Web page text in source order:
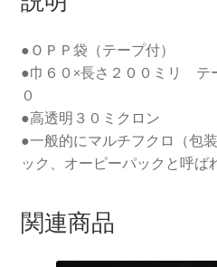
（１
０
枚）
個
●ＯＰＰ袋（テープ付）
●巾６０×長さ２００ミリ テ
０
●高透明３０ミクロン
●一般的にマルチフクロ（包
ック、オーピーパックと呼ば
関連商品